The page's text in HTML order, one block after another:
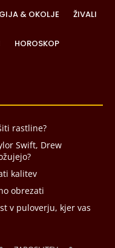
& OKOLJE ŽIVALI
HOROSKOP
rastline?
Swift, Drew
kalitev
obrezati
v puloverju, kjer vas